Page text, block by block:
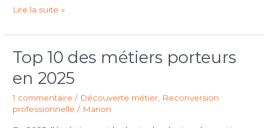
Lire la suite »
Top 10 des métiers porteurs
en 2025
1 commentaire / Découverte métier Reconversion
professionnelle / Marion
Top
10
des
porteurs